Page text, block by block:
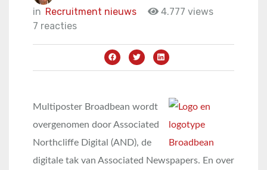
in Recruitment nieuws
4.777 views
7 reacties
Multiposter Broadbean wordt
overgenomen door Associated
Northcliffe Digital (AND), de
digitale tak van Associated Newspapers. En over